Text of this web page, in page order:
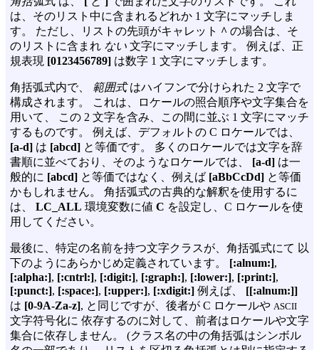
は、そのリスト中に含まれるどれか 1 文字にマッチしま
す。 ただし、リストの先頭がキャレット ^ の場合は、そ
のリストに含まれ ない 文字にマッチします。 例えば、正
規表現 [0123456789] は数字 1 文字にマッチします。
角括弧式内で、 範囲式はハイフンで分けられた 2 文字で
構成されます。 これは、ロケールの照合順序や文字集合を
用いて、 この 2 文字を含み、この間に並ぶ 1 文字にマッチ
するものです。 例えば、デフォルトの C ロケールでは、
[a-d] は [abcd] と等価です。 多くのロケールでは文字を辞
書順に並べており、そのようなロケールでは、 [a-d] は一
般的に [abcd] と等価ではなく、例えば [aBbCcDd] と等価
かもしれません。 角括弧式の古典的な解釈を使用するに
は、 LC_ALL 環境変数に値 C を設定し、C ロケールを使
用してください。
最後に、特定の名前を持つ文字クラスが、角括弧式にて 以
下のようにあらかじめ定義されています。 [:alnum:],
[:alpha:], [:cntrl:], [:digit:], [:graph:], [:lower:], [:print:],
[:punct:], [:space:], [:upper:], [:xdigit:] 例えば、 [[:alnum:]]
は [0-9A-Za-z], と同じですが、後者が C ロケールや ASCII
文字符号化に 依存するのに対して、前者はロケールや文字
集合に依存しません。 (クラス名の中の角括弧はシンボル